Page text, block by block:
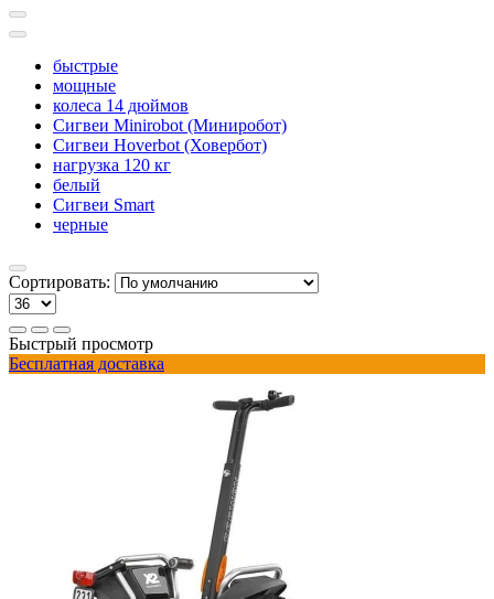
быстрые
мощные
колеса 14 дюймов
Сигвеи Minirobot (Миниробот)
Сигвеи Hoverbot (Ховербот)
нагрузка 120 кг
белый
Сигвеи Smart
черные
Сортировать:
Быстрый просмотр
Бесплатная доставка